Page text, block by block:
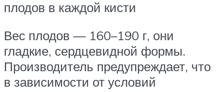
плодов в каждой кисти
Вес плодов — 160–190 г, они
гладкие, сердцевидной формы.
Производитель предупреждает, что
в зависимости от условий